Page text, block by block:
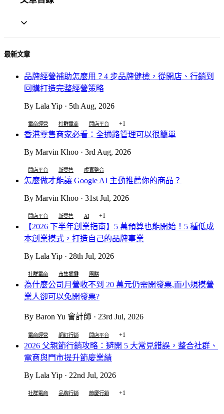
最新文章
品牌經營補助怎麼用？4 步品牌健檢，從開店、行銷到
回購打造完整經營策略
By Lala Yip · 5th Aug, 2026
電商經營 社群電商 開店平台 +1
香港零售商家必看：全通路管理可以很簡單
By Marvin Khoo · 3rd Aug, 2026
開店平台 新零售 虛實整合
怎麼做才能讓 Google AI 主動推薦你的商品？
By Marvin Khoo · 31st Jul, 2026
開店平台 新零售 AI +1
【2026 下半年創業指南】5 萬預算也能開始！5 種低成
本創業模式，打造自己的品牌事業
By Lala Yip · 28th Jul, 2026
社群電商 市集擺攤 團購
為什麼公司月營收不到 20 萬元仍需開發票,而小規模營
業人卻可以免開發票?
By Baron Yu 會計師 · 23rd Jul, 2026
電商經營 網紅行銷 開店平台 +1
2026 父親節行銷攻略：避開 5 大常見錯誤，整合社群、
電商與門市提升節慶業績
By Lala Yip · 22nd Jul, 2026
社群電商 品牌行銷 節慶行銷 +1